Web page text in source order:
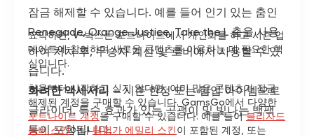
잠금 해제할 수 있습니다. 예를 들어 인기 있는 춤인
Renegade, Orange Justice, Take the L 춤을 사용
하여 처치 후, 우승자 계산 및 로비에서 사용할 수 있
습니다.
화려한 액세서리 — 시즌 한정 또는 협업 아이템으로
글라이더, 특수 효과가 있는 곡괭이 및 빛나는 백팩
등이 포함됩니다.
요약하면, V-벅스는 포트나이트에서 개인화를 하고 시즌 업
데이트에 참여하며 새로운 콘텐츠를 이용하는 데 필요한 핵
심입니다.
처음부터 시작하고 싶지 않다면, 이미 많은 콘텐츠가 잠금
해제된 계정을 구매할 수 있습니다. GamsGo에서 다양한
포트나이트 계정을 구매할 수 있습니다. 예를 들어블리자드
봄버 스킨이나탐험가 에밀리 스킨이 포함된 계정, 또는